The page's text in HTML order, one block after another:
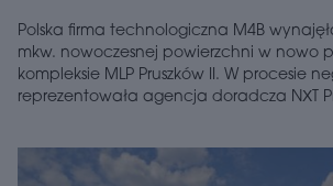
Polska firma technologiczna M4B
mkw. nowoczesnej powierzchni w nowo
kompleksie MLP Pruszków II. W procesie
reprezentowała agencja doradcza NXT